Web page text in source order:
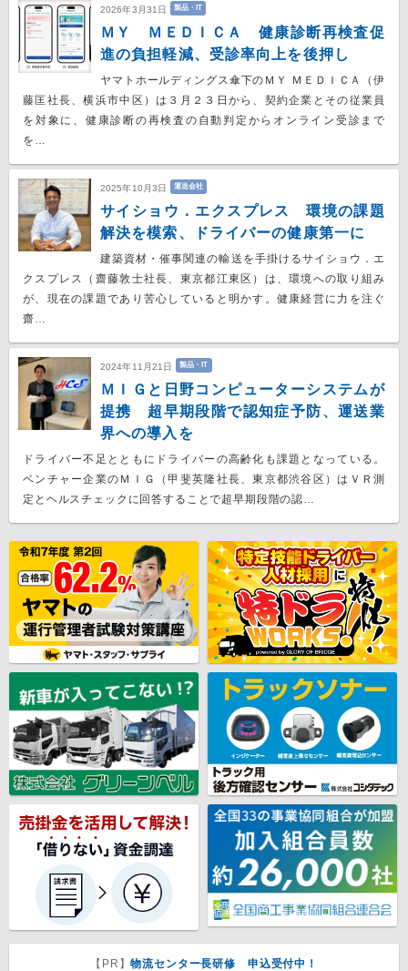
2026年3月31日 製品・IT
ＭＹ ＭＥＤＩＣＡ 健康診断再検査促
進の負担軽減、受診率向上を後押し
ヤマトホールディングス傘下のＭＹ ＭＥＤＩＣＡ（伊
藤匡社長、横浜市中区）は３⽉２３⽇から、契約企業とその従業員
を対象に、健康診断の再検査の⾃動判定からオンライン受診まで
を…
2025年10月3日 運送会社
サイショウ．エクスプレス 環境の課題
解決を模索、ドライバーの健康第一に
建築資材・催事関連の輸送を手掛けるサイショウ．エ
クスプレス（齋藤敦士社長、東京都江東区）は、環境への取り組み
が、現在の課題であり苦心していると明かす。健康経営に力を注ぐ
齋…
2024年11月21日 製品・IT
ＭＩＧと日野コンピューターシステムが
提携 超早期段階で認知症予防、運送業
界への導入を
ドライバー不足とともにドライバーの高齢化も課題となっている。
ベンチャー企業のＭＩＧ（甲斐英隆社長、東京都渋谷区）はＶＲ測
定とヘルスチェックに回答することで超早期段階の認…
【PR】物流センター長研修 申込受付中！